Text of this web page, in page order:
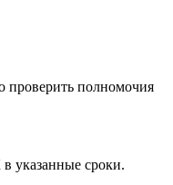
проверить полномочия
указанные сроки.